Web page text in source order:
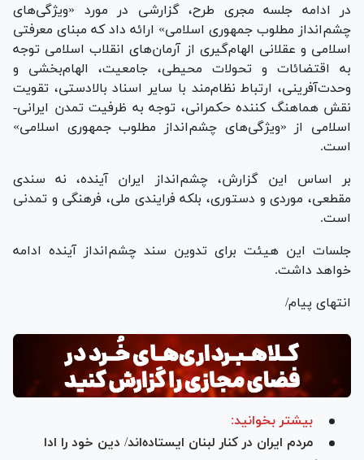
در ادامه جلسه مجری طرح، گزارشی در مورد «ویژگی‌های
چشم‌انداز مطلوب جمهوری اسلامی» ارائه داد که مبنای معرفتی
اسلامی و عقلانی الهام‌گیری از آرمان‌های انقلاب اسلامی توجه
به اقتضائات و تحولات محیطی، جامعیت، الهام‌بخشی و
وحدت‌آفرینی، ارتباط نظام‌مند با سایر اسناد بالادستی، تقویت
نقش هماهنگ کننده حکمرانی، توجه به ظرفیت تمدن ایرانی-
اسلامی از «ویژگی‌های چشم‌انداز مطلوب جمهوری اسلامی»
است.
بر اساس این گزارش، چشم‌انداز ایران آینده، نه سندی
مقطعی، موردی و دستوری، بلکه فرایندی ملی، فرهنگی و تمدنی
است.
جلسات این هیئت برای تدوین سند چشم‌انداز آینده ادامه
خواهد داشت.
انتهای پیام/
بیشتر بخوانید:
مردم ایران در کنار لبنان ایستاده‌اند/ دین خود را ادا